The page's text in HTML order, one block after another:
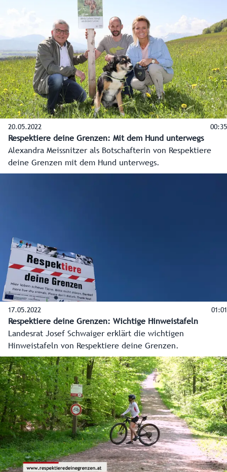
20.05.2022 00:35
Respektiere deine Grenzen: Mit dem Hund unterwegs
Alexandra Meissnitzer als Botschafterin von Respektiere
deine Grenzen mit dem Hund unterwegs.
17.05.2022 01:01
Respektiere deine Grenzen: Wichtige Hinweistafeln
Landesrat Josef Schwaiger erklärt die wichtigen
Hinweistafeln von Respektiere deine Grenzen.